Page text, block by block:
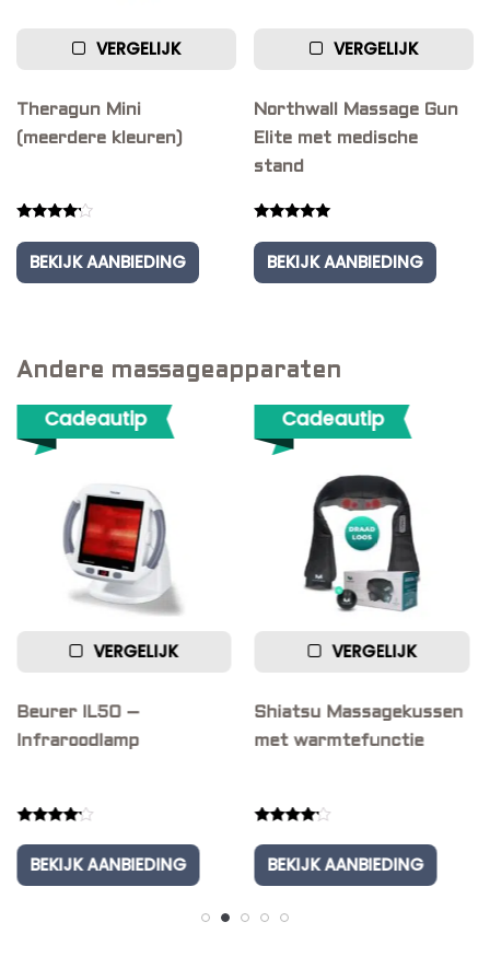
VERGELIJK
Theragun Mini
(meerdere kleuren)
4.00
out of 5
BEKIJK AANBIEDING
VERGELIJK
Northwall Massage Gun
Elite met medische
stand
5.00
out of 5
BEKIJK AANBIEDING
Andere massageapparaten
Cadeautip
VERGELIJK
Beurer IL50 –
Infraroodlamp
4.00
out of 5
BEKIJK AANBIEDING
Cadeautip
VERGELIJK
Shiatsu Massagekussen
met warmtefunctie
4.00
out of 5
BEKIJK AANBIEDING